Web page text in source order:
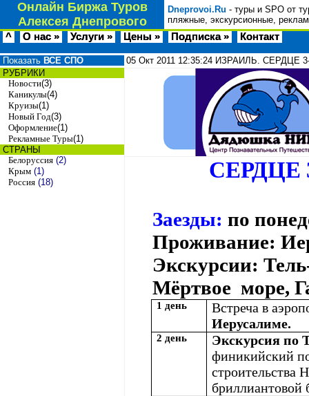
Онлайн Биржа Туров
Алексея Днепрового
Dneprovoi.Ru - туры и SPO от
пляжные, экскурсионные,
^ О нас » Услуги » Цены » Подписка » Контакт
Показать ВСЕ СПО
РУБРИКИ
Новости(3)
Каникулы(4)
Круизы(1)
Новый Год(3)
Оформление(1)
Рекламные Туры(1)
СТРАНЫ
Белоруссия (2)
Крым (1)
Россия (18)
05 Окт 2011 12:35:24 ИЗРАИЛЬ. СЕРДЦЕ
Заезды: по
Проживание:
Экскурсии:
Мёртвое море,
1 день
Встреча в
Иерусалиме.
2 день Экскурсия по
финикийский
строительства
бриллиантовой